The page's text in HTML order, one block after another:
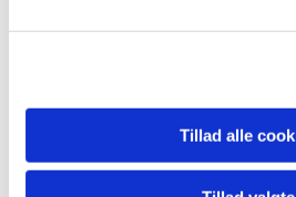
Tillad alle